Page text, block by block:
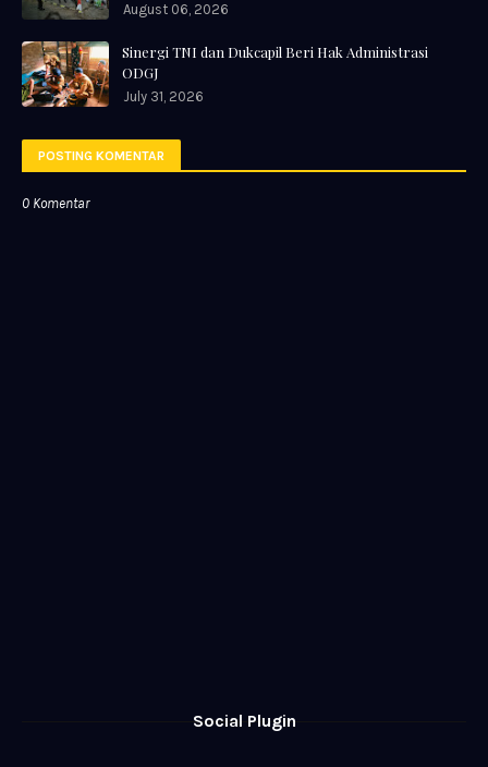
August 06, 2026
Sinergi TNI dan Dukcapil Beri Hak Administrasi
ODGJ
July 31, 2026
POSTING KOMENTAR
0 Komentar
Social Plugin